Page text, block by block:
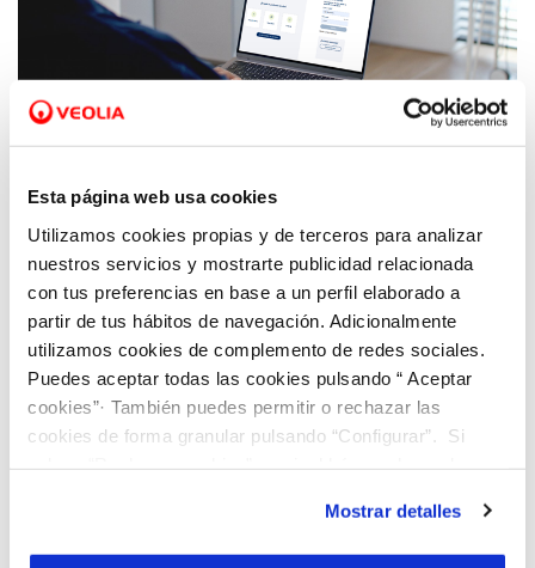
Esta página web usa cookies
Utilizamos cookies propias y de terceros para analizar
nuestros servicios y mostrarte publicidad relacionada
con tus preferencias en base a un perfil elaborado a
partir de tus hábitos de navegación. Adicionalmente
utilizamos cookies de complemento de redes sociales.
Puedes aceptar todas las cookies pulsando “ Aceptar
cookies”· También puedes permitir o rechazar las
cookies de forma granular pulsando “Configurar”. Si
son indispensables para que el sitio web funcione y que
por tanto no se pueden desactivar. Puedes consultar
Mostrar detalles
15 ABR 2026
otorga una nota media de 8,08 sobre 10 al
servicio de agua prestado por Veolia